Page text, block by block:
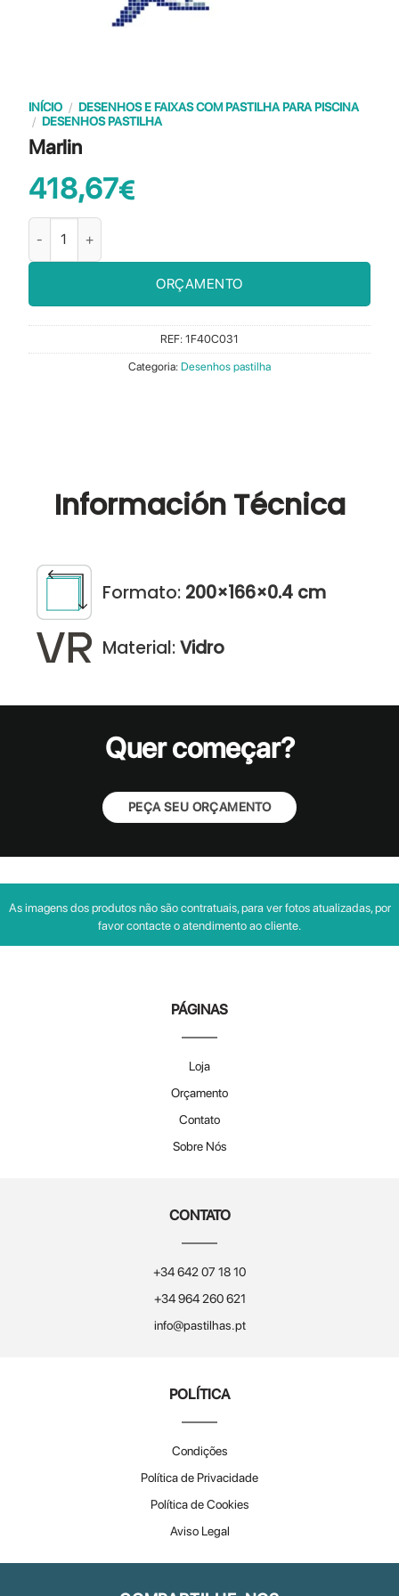
INÍCIO / DESENHOS E FAIXAS COM PASTILHA PARA PISCINA
/ DESENHOS PASTILHA
Marlin
418,67€
ORÇAMENTO
REF: 1F40C031
Categoria: Desenhos pastilha
Información Técnica
Formato: 200×166×0.4 cm
Material:Vidro
Quer começar?
PEÇA SEU ORÇAMENTO
As imagens dos produtos não são contratuais, para ver fotos atualizadas, por
favor contacte o atendimento ao cliente.
PÁGINAS
Loja
Orçamento
Contato
Sobre Nós
CONTATO
+34 642 07 18 10
+34 964 260 621
info@pastilhas.pt
POLÍTICA
Condições
Política de Privacidade
Política de Cookies
Aviso Legal